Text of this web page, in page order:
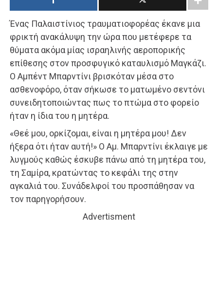
Ένας Παλαιστίνιος τραυματιοφορέας έκανε μια
φρικτή ανακάλυψη την ώρα που μετέφερε τα
θύματα ακόμα μίας ισραηλινής αεροπορικής
επίθεσης στον προσφυγικό καταυλισμό Μαγκάζι.
Ο Αμπέντ Μπαρντίνι βρισκόταν μέσα στο
ασθενοφόρο, όταν σήκωσε το ματωμένο σεντόνι
συνειδητοποιώντας πως το πτώμα στο φορείο
ήταν η ίδια του η μητέρα.
«Θεέ μου, ορκίζομαι, είναι η μητέρα μου! Δεν
ήξερα ότι ήταν αυτή!» Ο Αμ. Μπαρντίνι έκλαιγε με
λυγμούς καθώς έσκυβε πάνω από τη μητέρα του,
τη Σαμίρα, κρατώντας το κεφάλι της στην
αγκαλιά του. Συνάδελφοί του προσπάθησαν να
τον παρηγορήσουν.
Advertisment